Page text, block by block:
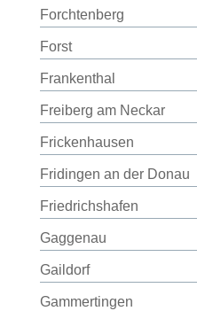
Forchtenberg
Forst
Frankenthal
Freiberg am Neckar
Frickenhausen
Fridingen an der Donau
Friedrichshafen
Gaggenau
Gaildorf
Gammertingen